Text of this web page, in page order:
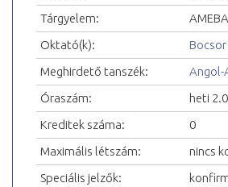
Tárgyelem:
Oktató(k):
Bocsor
Meghirdető tanszék:
Angol-
Óraszám:
heti
Kreditek száma:
0
Maximális létszám:
nincs
Speciális jelzők: